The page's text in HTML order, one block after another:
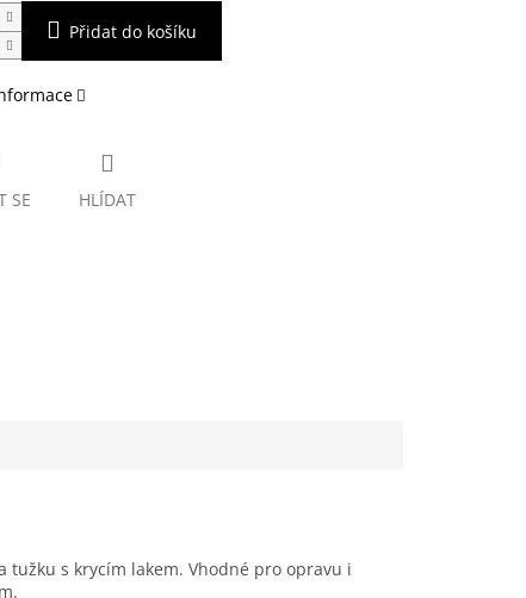
Přidat do košíku
SE HLÍDAT
tužku s krycím lakem. Vhodné pro opravu i